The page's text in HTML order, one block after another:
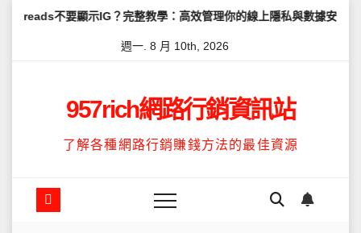
IG？完整教學：高效管理你的線上隱私與數據安全 怎麼讓
週一. 8 月 10th, 2026
957rich網路行銷資訊站
了解各種網路行銷賺錢方法的最佳資源